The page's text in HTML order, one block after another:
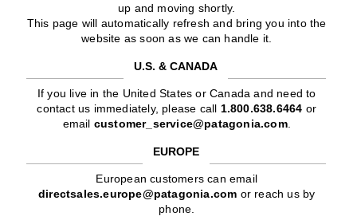
up and moving shortly.
This page will automatically refresh and bring you into the
website as soon as we can handle it.
U.S. & CANADA
If you live in the United States or Canada and need to
contact us immediately, please call 1.800.638.6464 or
email customer_service@patagonia.com.
EUROPE
European customers can email
directsales.europe@patagonia.com or reach us by
phone.